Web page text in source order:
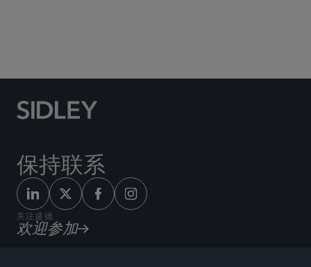
保持联系
关注盛德
欢迎参加